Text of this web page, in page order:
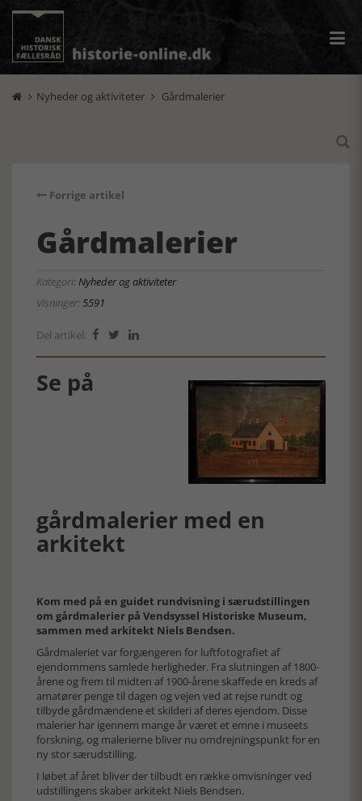
 Nyheder og aktiviteter  Gårdmalerier

Forrige artikel
Gårdmalerier
Kategori:Nyheder og aktiviteter
Visninger:5591
Del artikel:   
Se på
gårdmalerier med en
arkitekt
Kom med på en guidet rundvisning i særudstillingen
om gårdmalerier på Vendsyssel Historiske Museum,
sammen med arkitekt Niels Bendsen.
Gårdmaleriet var forgængeren for luftfotografiet af
ejendommens samlede herligheder. Fra slutningen af 1800-
årene og frem til midten af 1900-årene skaffede en kreds af
amatører penge til dagen og vejen ved at rejse rundt og
tilbyde gårdmændene et skilderi af deres ejendom. Disse
malerier har igennem mange år været et emne i museets
forskning, og malerierne bliver nu omdrejningspunkt for en
ny stor særudstilling.
I løbet af året bliver der tilbudt en række omvisninger ved
udstillingens skaber arkitekt Niels Bendsen.